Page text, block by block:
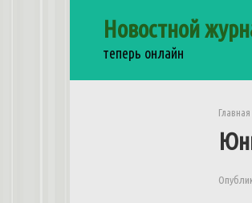
Новостной
теперь онлайн